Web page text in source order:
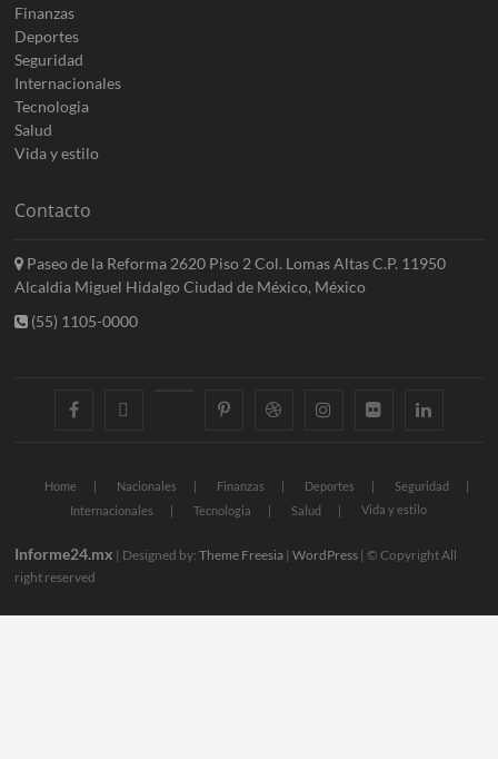
Finanzas
Deportes
Seguridad
Internacionales
Tecnologia
Salud
Vida y estilo
Contacto
Paseo de la Reforma 2620 Piso 2 Col. Lomas Altas C.P. 11950
Alcaldia Miguel Hidalgo Ciudad de México, México
(55) 1105-0000
facebook googlepluspinterestdribbble instagramflickr linkedin
Home Nacionales Finanzas Deportes
Seguridad
Internacionales
Tecnologia Salud Vida y estilo
Informe24.mx | Designed by:Theme Freesia |WordPress | © Copyright All
right reserved